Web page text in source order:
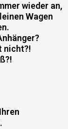
wieder an,
Wagen
nicht?!